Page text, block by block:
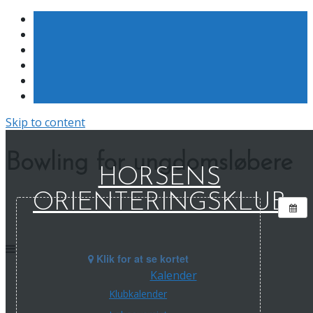
Skip to content
HORSENS
ORIENTERINGSKLUB
Kalender
Klubkalender
Bowling for ungdomsløbere
Klik for at se kortet